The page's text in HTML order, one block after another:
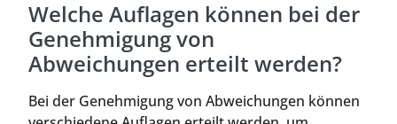
Welche Auflagen können bei der
Genehmigung von
Abweichungen erteilt werden?
Bei der Genehmigung von Abweichungen können